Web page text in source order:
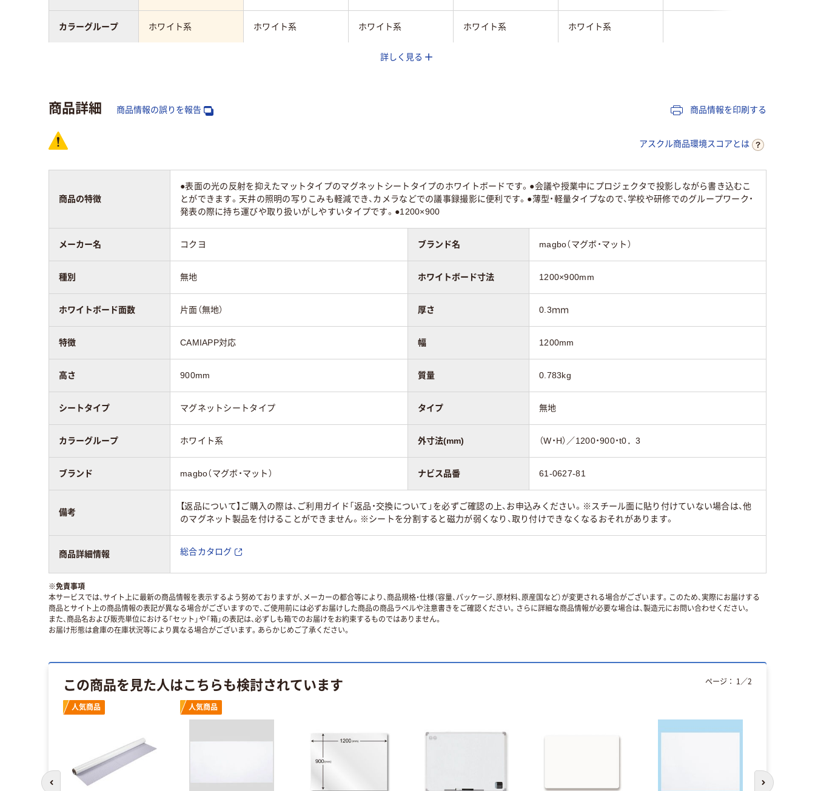
ホワイト系 ホワイト系 ホワイト系 ホワイト系 ホワイト系
1200mm
0.5mm 1mm 0.35mm 0.5mm 0.8mm
吸着シートタイプ
イプ
イプ
カラーグループ
数
厚さ
アスクル商品環境
スコア
詳しく見る
商品詳細 商品情報の誤りを報告 商品情報を印刷する
アスクル商品環境スコアとは
商品の特徴
●表面の光の反射を抑えたマットタイプのマグネットシートタイプのホワイトボードです。●会議や授業中にプロジェクタで投影しながら書き込むこ
とができます。天井の照明の写りこみも軽減でき、カメラなどでの議事録撮影に便利です。●薄型・軽量タイプなので、学校や研修でのグループワーク・
発表の際に持ち運びや取り扱いがしやすいタイプです。●1200×900
メーカー名 コクヨ ブランド名 magbo（マグボ・マット）
種別 無地 ホワイトボード寸法 1200×900mm
ホワイトボード面数 片面（無地） 厚さ 0.3ｍｍ
特徴 CAMIAPP対応 幅 1200mm
高さ 900mm 質量 0.783kg
シートタイプ マグネットシートタイプ タイプ 無地
カラーグループ ホワイト系 外寸法(mm) （W・H）／1200・900・t0．3
ブランド magbo（マグボ・マット） ナビス品番 61-0627-81
備考
【返品について】ご購入の際は、ご利用ガイド「返品・交換について」を必ずご確認の上、お申込みください。※スチール面に貼り付けていない場合は、他
のマグネット製品を付けることができません。※シートを分割すると磁力が弱くなり、取り付けできなくなるおそれがあります。
商品詳細情報 総合カタログ
※免責事項
本サービスでは、サイト上に最新の商品情報を表示するよう努めておりますが、メーカーの都合等により、商品規格・仕様（容量、パッケージ、原材料、原産国など）が変更される場合がございます。このため、実際にお届けする
商品とサイト上の商品情報の表記が異なる場合がございますので、ご使用前には必ずお届けした商品の商品ラベルや注意書きをご確認ください。さらに詳細な商品情報が必要な場合は、製造元にお問い合わせください。
また、商品名および販売単位における「セット」や「箱」の表記は、必ずしも箱でのお届けをお約束するものではありません。
お届け形態は倉庫の在庫状況等により異なる場合がございます。あらかじめご了承ください。
この商品を見た人はこちらも検討されています
人気商品 人気商品
ページ： 1 ／2
前のスライドへ 次のスライド